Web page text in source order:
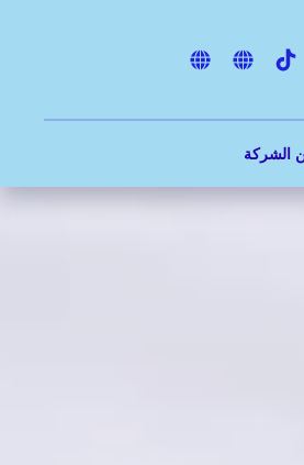
الشركة